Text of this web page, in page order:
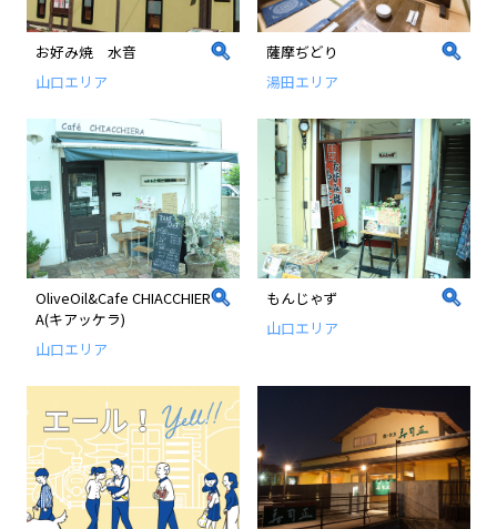
お好み焼 水音
山口エリア
薩摩ぢどり
湯田エリア
OliveOil&Cafe CHIACCHIER
A(キアッケラ)
山口エリア
もんじゃず
山口エリア